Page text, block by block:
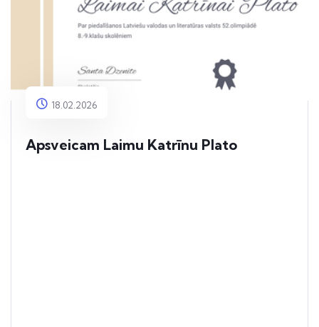
18.02.2026
Apsveicam Laimu Katrīnu Plato